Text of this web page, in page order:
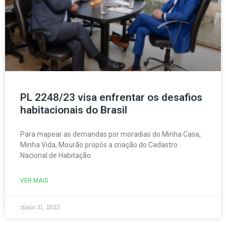
PL 2248/23 visa enfrentar os desafios
habitacionais do Brasil
Para mapear as demandas por moradias do Minha Casa,
Minha Vida, Mourão propôs a criação do Cadastro
Nacional de Habitação.
VER MAIS
maio 31, 2023